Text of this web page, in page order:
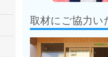
取材にご協力い